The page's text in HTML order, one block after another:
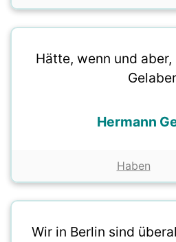
Hätte, wenn und
Hermann
Haben
Wir in Berlin sind